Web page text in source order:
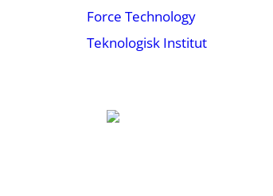
Force Technology
Teknologisk Institut